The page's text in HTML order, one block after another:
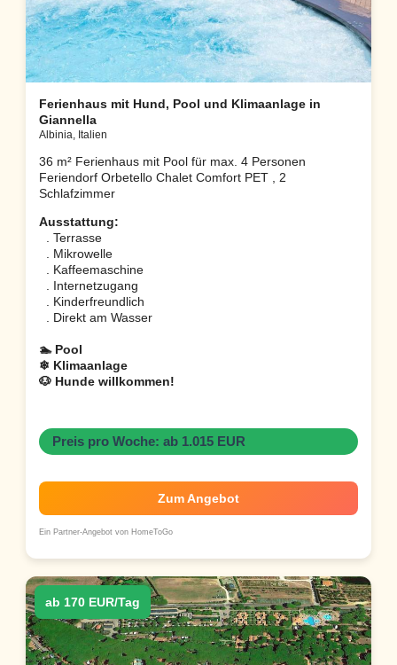
Ferienhaus mit Hund, Pool und Klimaanlage in
Giannella
Albinia, Italien
36 m² Ferienhaus mit Pool für max. 4 Personen
Feriendorf Orbetello Chalet Comfort PET , 2
Schlafzimmer
Ausstattung:
. Terrasse
. Mikrowelle
. Kaffeemaschine
. Internetzugang
. Kinderfreundlich
. Direkt am Wasser
🏊 Pool
❄ Klimaanlage
🐶 Hunde willkommen!
Preis pro Woche: ab 1.015 EUR
Zum Angebot
Ein Partner-Angebot von HomeToGo
ab 170 EUR/Tag